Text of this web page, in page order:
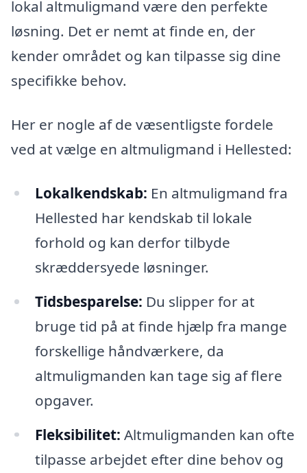
lokal altmuligmand være den perfekte
løsning. Det er nemt at finde en, der
kender området og kan tilpasse sig dine
specifikke behov.
Her er nogle af de væsentligste fordele
ved at vælge en altmuligmand i Hellested:
Lokalkendskab: En altmuligmand fra
Hellested har kendskab til lokale
forhold og kan derfor tilbyde
skræddersyede løsninger.
Tidsbesparelse: Du slipper for at
bruge tid på at finde hjælp fra mange
forskellige håndværkere, da
altmuligmanden kan tage sig af flere
opgaver.
Fleksibilitet: Altmuligmanden kan ofte
tilpasse arbejdet efter dine behov og